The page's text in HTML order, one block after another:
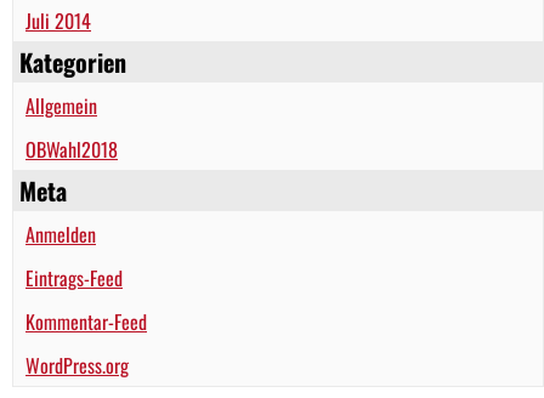
Juli 2014
Kategorien
Allgemein
OBWahl2018
Meta
Anmelden
Eintrags-Feed
Kommentar-Feed
WordPress.org